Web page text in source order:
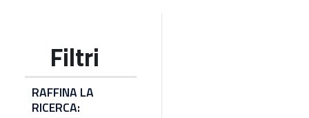
RAFFINA LA
RICERCA: